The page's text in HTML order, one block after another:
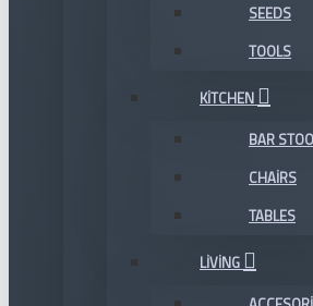
SEEDS
TOOLS
KITCHEN
BAR
CHAIRS
TABLES
LIVING